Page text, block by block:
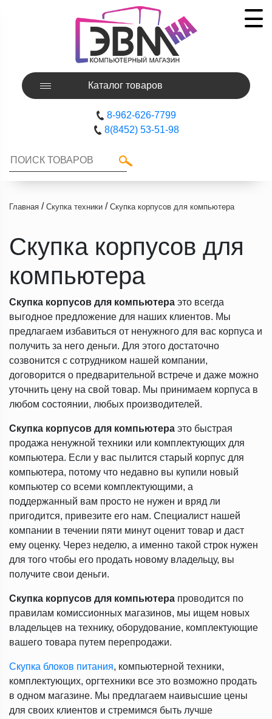
Каталог товаров
8-962-626-7799
8(8452) 53-51-98
Главная / Скупка техники / Скупка корпусов для компьютера
Скупка корпусов для
компьютера
Скупка корпусов для компьютера это всегда
выгодное предложение для наших клиентов. Мы
предлагаем избавиться от ненужного для вас корпуса и
получить за него деньги. Для этого достаточно
созвонится с сотрудником нашей компании,
договорится о предварительной встрече и даже можно
уточнить цену на свой товар. Мы принимаем корпуса в
любом состоянии, любых производителей.
Скупка корпусов для компьютера это быстрая
продажа ненужной техники или комплектующих для
компьютера. Если у вас пылится старый корпус для
компьютера, потому что недавно вы купили новый
компьютер со всеми комплектующими, а
поддержанный вам просто не нужен и вряд ли
пригодится, привезите его нам. Специалист нашей
компании в течении пяти минут оценит товар и даст
ему оценку. Через неделю, а именно такой строк нужен
для того чтобы его продать новому владельцу, вы
получите свои деньги.
Скупка корпусов для компьютера проводится по
правилам комиссионных магазинов, мы ищем новых
владельцев на технику, оборудование, комплектующие
вашего товара путем перепродажи.
Скупка блоков питания, компьютерной техники,
комплектующих, оргтехники все это возможно продать
в одном магазине. Мы предлагаем наивысшие цены
для своих клиентов и стремимся быть лучше